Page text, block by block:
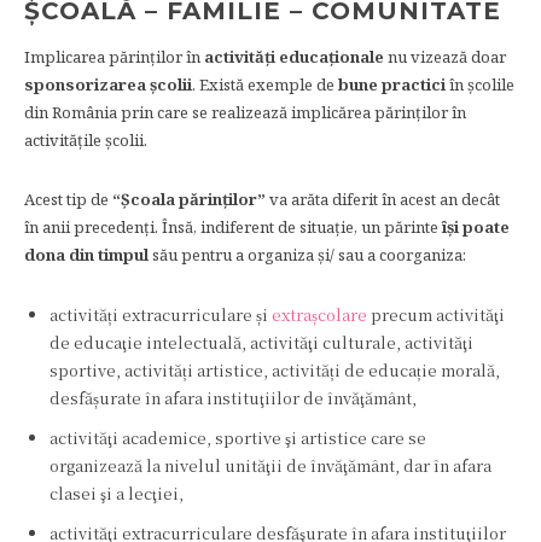
ŞCOALĂ – FAMILIE – COMUNITATE
Implicarea părinților în activități educaționale nu vizează doar
sponsorizarea școlii. Există exemple de bune practiciîn școlile
din România prin care se realizează implicărea părinților în
activitățile școlii.
Acest tip de “Școala părinților” va arăta diferit în acest an decât
în anii precedenți. Însă, indiferent de situație, un părinteîși poate
dona din timpulsău pentru a organiza și/ sau a coorganiza:
activități extracurriculare și extrașcolare precum activităţi
de educaţie intelectuală, activităţi culturale, activităţi
sportive, activități artistice, activități de educație morală,
desfășurate în afara instituţiilor de învăţământ,
activităţi academice, sportive şi artistice care se
organizează la nivelul unităţii de învăţământ, dar în afara
clasei şi a lecţiei,
activităţi extracurriculare desfăşurate în afara instituţiilor